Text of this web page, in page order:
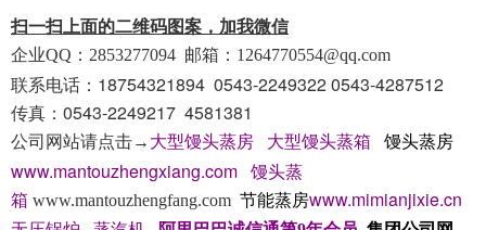
扫一扫上面的二维码图案，加我微信
企业QQ：2853277094 邮箱： 1264770554@qq.com
联系电话：18754321894 0543-2249322 0543-4287512
传真：0543-2249217 4581381
公司网站请点击→ 大型馒头蒸房 大型馒头蒸箱
馒头蒸房
www.mantouzhengxiang.com
馒头蒸
箱 www.mantouzhengfang.com 节能蒸房www.mimianjixie.cn